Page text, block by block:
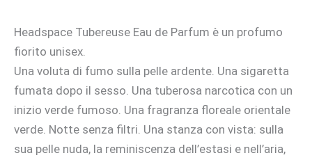
Headspace Tubereuse Eau de Parfum è un profumo
fiorito unisex.
Una voluta di fumo sulla pelle ardente. Una sigaretta
fumata dopo il sesso. Una tuberosa narcotica con un
inizio verde fumoso. Una fragranza floreale orientale
verde. Notte senza filtri. Una stanza con vista: sulla
sua pelle nuda, la reminiscenza dell’estasi e nell’aria,